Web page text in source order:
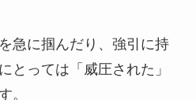
急に掴んだり、強引に持
とっては「威圧された」
。